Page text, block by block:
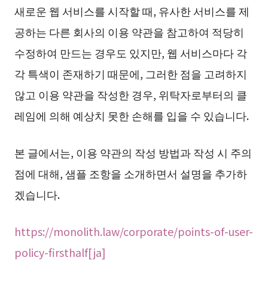
새로운 웹 서비스를 시작할 때, 유사한 서비스를 제
공하는 다른 회사의 이용 약관을 참고하여 적당히
수정하여 만드는 경우도 있지만, 웹 서비스마다 각
각 특색이 존재하기 때문에, 그러한 점을 고려하지
않고 이용 약관을 작성한 경우, 위탁자로부터의 클
레임에 의해 예상치 못한 손해를 입을 수 있습니다.
본 글에서는, 이용 약관의 작성 방법과 작성 시 주의
점에 대해, 샘플 조항을 소개하면서 설명을 추가하
겠습니다.
https://monolith.law/corporate/points-of-user-
policy-firsthalf[ja]